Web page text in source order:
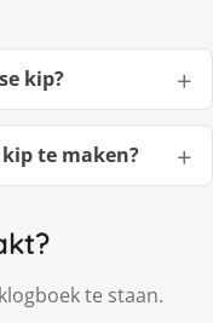
kip?
te maken?
te staan.